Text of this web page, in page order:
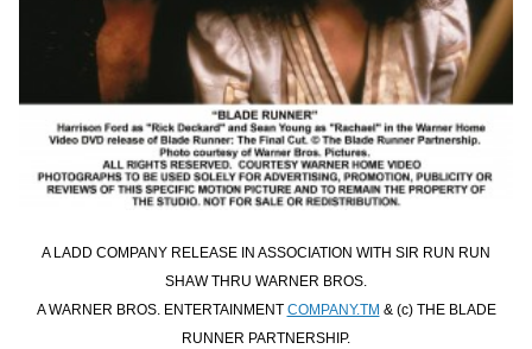
A LADD COMPANY RELEASE IN ASSOCIATION WITH SIR RUN RUN
SHAW THRU WARNER BROS.
A WARNER BROS. ENTERTAINMENT COMPANY.TM & (c) THE BLADE
RUNNER PARTNERSHIP.